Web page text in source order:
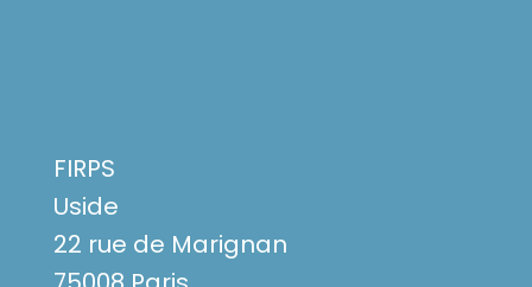
FIRPS
Uside
22 rue de Marignan